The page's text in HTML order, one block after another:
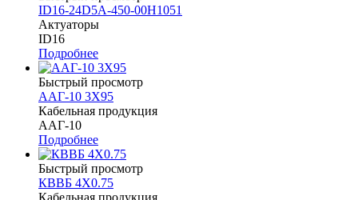
ID16-24D5A-450-00H1051
Актуаторы
ID16
Подробнее
Быстрый просмотр
ААГ-10 3Х95
Кабельная продукция
ААГ-10
Подробнее
Быстрый просмотр
КВВБ 4Х0.75
Кабельная продукция